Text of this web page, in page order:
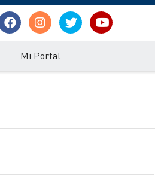
Mi Portal